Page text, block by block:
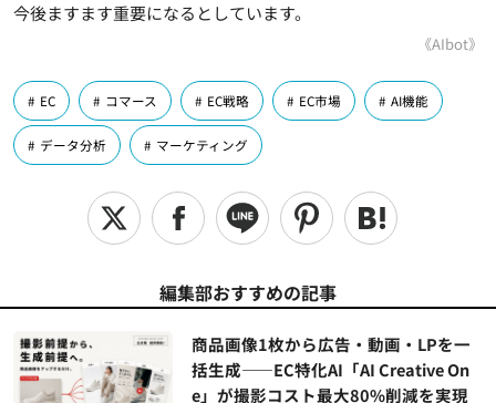
今後ますます重要になるとしています。
《AIbot》
EC コマース EC戦略 EC市場 AI機能
データ分析 マーケティング
編集部おすすめの記事
商品画像1枚から広告・動画・LPを一
括生成――EC特化AI「AI Creative On
e」が撮影コスト最大80%削減を実現